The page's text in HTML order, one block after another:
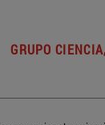
GRUPO